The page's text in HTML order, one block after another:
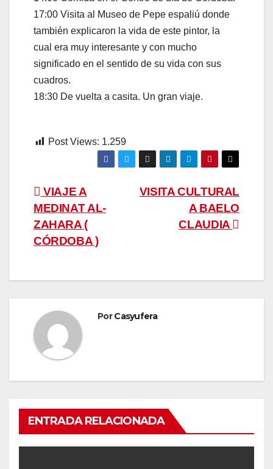
17:00 Visita al Museo de Pepe espaliú donde
también explicaron la vida de este pintor, la
cual era muy interesante y con mucho
significado en el sentido de su vida con sus
cuadros.
18:30 De vuelta a casita. Un gran viaje.
Post Views: 1.259
Navegación
de
entradas
VISITA CULTURAL
A BAELO
CLAUDIA
VIAJE A
MEDINAT AL-
ZAHARA (
CÓRDOBA )
PorCasyufera
ENTRADA RELACIONADA